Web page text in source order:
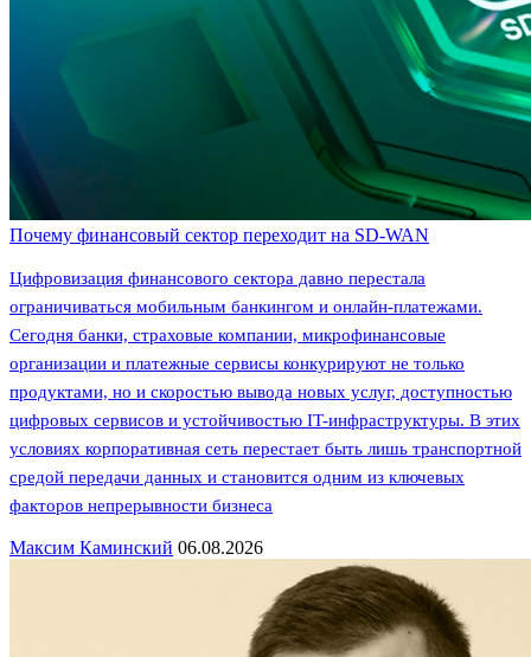
Почему финансовый сектор переходит на SD-WAN
Цифровизация финансового сектора давно перестала
ограничиваться мобильным банкингом и онлайн-платежами.
Сегодня банки, страховые компании, микрофинансовые
организации и платежные сервисы конкурируют не только
продуктами, но и скоростью вывода новых услуг, доступностью
цифровых сервисов и устойчивостью IT-инфраструктуры. В этих
условиях корпоративная сеть перестает быть лишь транспортной
средой передачи данных и становится одним из ключевых
факторов непрерывности бизнеса
Максим Каминский 06.08.2026